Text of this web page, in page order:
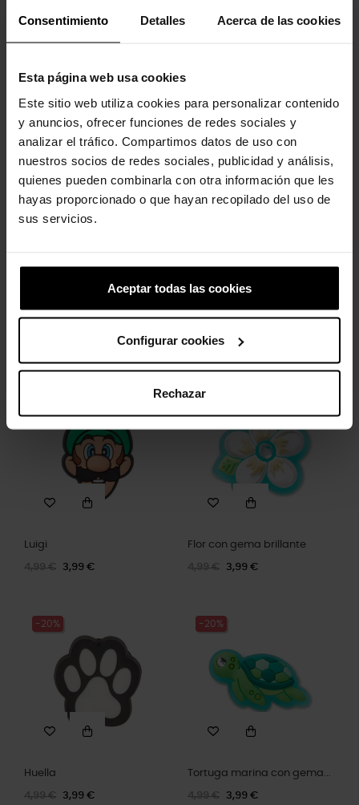
Consentimiento Detalles Acerca de las cookies
Esta página web usa cookies
Este sitio web utiliza cookies para personalizar contenido
y anuncios, ofrecer funciones de redes sociales y
analizar el tráfico. Compartimos datos de uso con
nuestros socios de redes sociales, publicidad y análisis,
quienes pueden combinarla con otra información que les
hayas proporcionado o que hayan recopilado del uso de
sus servicios.
Aceptar todas las cookies
Configurar cookies
Rechazar
sus zuecos Classic como quieran con nuestros exclusivos
Jibbitz™.
- Increíblemente ligeras y divertidas de llevar.
ahora contiene un 25 % de materiales biocirculares, como
aceite de cocina procedente de otras industrias.
*Descubre más sobre lo que estamos haciendo con el material
- Ligeras, aptas para el agua y flotantes.
- Diseñadas para mejorar la transpirabilidad.
- Fáciles de limpiar y de secado rápido.
- Correas giratorias en el talón para un ajuste más seguro.
comodidad en 360 grados.
Los clientes que compraron este
producto también han comprado:
Luigi
4,99 € 3,99 €
-20%
Flor con gema brillante
4,99 € 3,99 €
-20%
Huella
4,99 € 3,99 €
-20%
Tortuga marina con gema...
4,99 € 3,99 €